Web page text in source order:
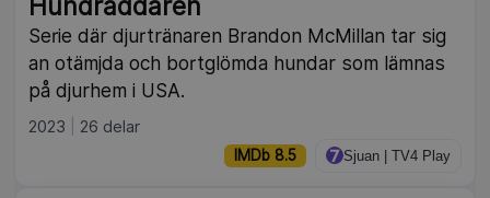
Hundräddaren
Serie där djurtränaren Brandon McMillan tar sig
an otämjda och bortglömda hundar som lämnas
på djurhem i USA.
2023 26 delar
IMDb 8.5 Sjuan | TV4 Play